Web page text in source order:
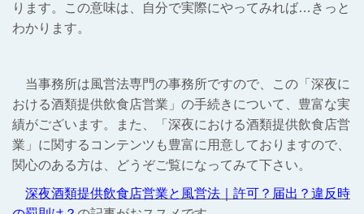
ります。この意味は、自分で実際にやってみれば…きっと
わかります。
当事務所は風営法専門の事務所ですので、この「深夜に
おける酒類提供飲食店営業」の手続きについて、豊富な実
績がございます。また、「深夜における酒類提供飲食店営
業」に関するコンテンツも豊富に用意しておりますので、
関心のある方は、どうぞご覧になってみて下さい。
深夜酒類提供飲食店営業と風営法｜許可？届出？違反時